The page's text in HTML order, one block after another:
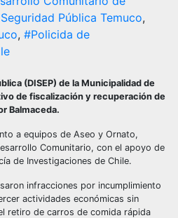
Pública Temuco,
, #Policida de
(DISEP) de la Municipalidad de
de fiscalización y recuperación de
Balmaceda.
a equipos de Aseo y Ornato,
Comunitario, con el apoyo de
de Investigaciones de Chile.
infracciones por incumplimiento
actividades económicas sin
retiro de carros de comida rápida